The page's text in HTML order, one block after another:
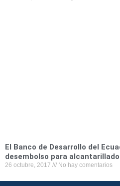
El Banco de Desarrollo del
desembolso para
26 octubre, 2017 No hay comentarios